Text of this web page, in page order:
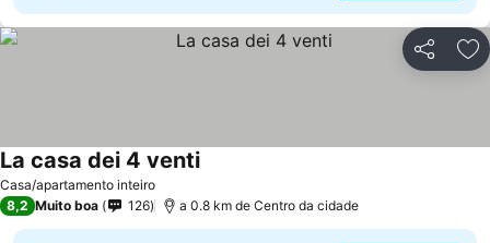
Partilhar
Casa/apartamento inteiro
La casa dei 4 venti
8,2 Muito boa 126 a 0.8 km de Centro da cidade